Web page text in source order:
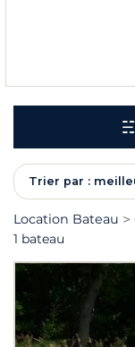
Trier par :
Location Bateau
1 bateau